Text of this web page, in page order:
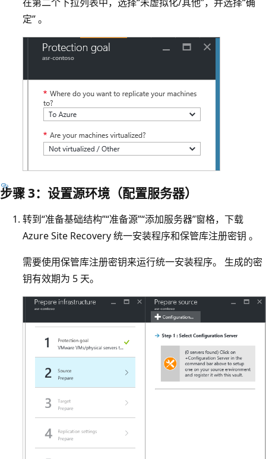
定” 。
步骤 3：设置源环境（配置服务器）
转到“准备基础结构”“准备源”“添加服务器”窗格，下载
Azure Site Recovery 统一安装程序和保管库注册密钥 。
需要使用保管库注册密钥来运行统一安装程序。 生成的密
钥有效期为 5 天。